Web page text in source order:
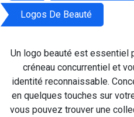
Logos De Beauté
Un logo beauté est essentiel
créneau concurrentiel et
identité reconnaissable.
en quelques touches sur
vous pouvez trouver une